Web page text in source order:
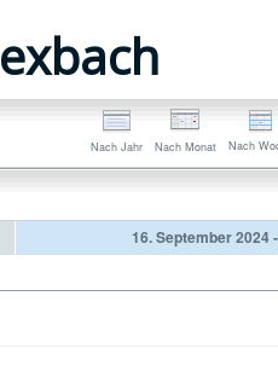
Nach Jahr Nach Monat Nach
16. September 2024